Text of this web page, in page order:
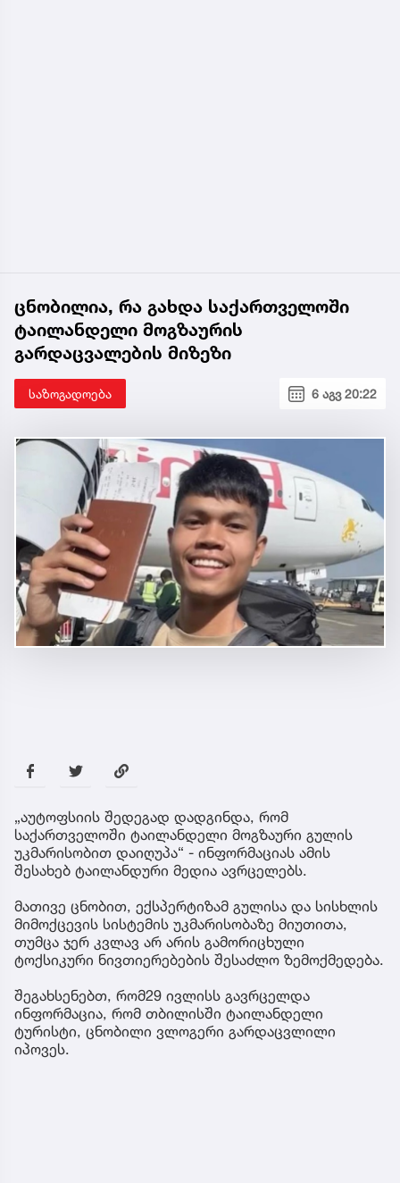
ცნობილია, რა გახდა საქართველოში
ტაილანდელი მოგზაურის
გარდაცვალების მიზეზი
საზოგადოება 6 აგვ 20:22
„აუტოფსიის შედეგად დადგინდა, რომ
საქართველოში ტაილანდელი მოგზაური გულის
უკმარისობით დაიღუპა“ - ინფორმაციას ამის
შესახებ ტაილანდური მედია ავრცელებს.
მათივე ცნობით, ექსპერტიზამ გულისა და სისხლის
მიმოქცევის სისტემის უკმარისობაზე მიუთითა,
თუმცა ჯერ კვლავ არ არის გამორიცხული
ტოქსიკური ნივთიერებების შესაძლო ზემოქმედება.
შეგახსენებთ, რომ29 ივლისს გავრცელდა
ინფორმაცია, რომ თბილისში ტაილანდელი
ტურისტი, ცნობილი ვლოგერი გარდაცვლილი
იპოვეს.